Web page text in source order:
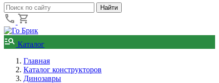
Каталог
Главная
Каталог конструкторов
Динозавры